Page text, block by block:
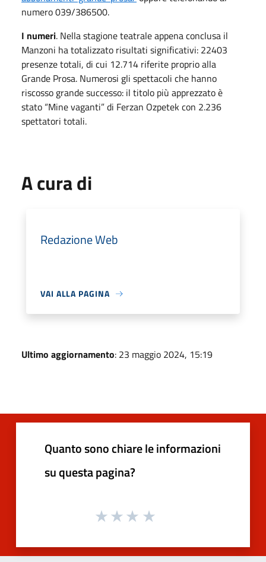
numero 039/386500.
I numeri. Nella stagione teatrale appena conclusa il
Manzoni ha totalizzato risultati significativi: 22403
presenze totali, di cui 12.714 riferite proprio alla
Grande Prosa. Numerosi gli spettacoli che hanno
riscosso grande successo: il titolo più apprezzato è
stato “Mine vaganti” di Ferzan Ozpetek con 2.236
spettatori totali.
A cura di
Redazione Web
VAI ALLA PAGINA
Ultimo aggiornamento: 23 maggio 2024, 15:19
Quanto sono chiare le informazioni
su questa pagina?